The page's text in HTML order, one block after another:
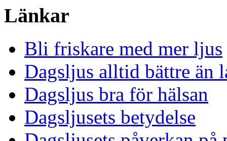
Länkar
Bli friskare med mer ljus
Dagsljus alltid bättre än
Dagsljus bra för hälsan
Dagsljusets betydelse